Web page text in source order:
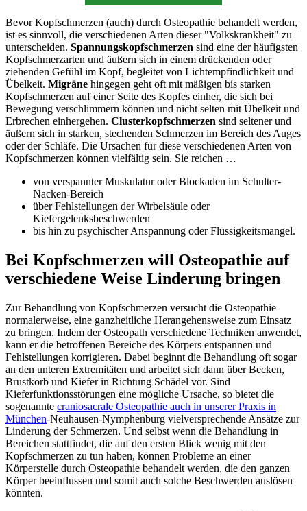
Bevor Kopfschmerzen (auch) durch Osteopathie behandelt werden,
ist es sinnvoll, die verschiedenen Arten dieser "Volkskrankheit" zu
unterscheiden. Spannungskopfschmerzen sind eine der häufigsten
Kopfschmerzarten und äußern sich in einem drückenden oder
ziehenden Gefühl im Kopf, begleitet von Lichtempfindlichkeit und
Übelkeit. Migräne hingegen geht oft mit mäßigen bis starken
Kopfschmerzen auf einer Seite des Kopfes einher, die sich bei
Bewegung verschlimmern können und nicht selten mit Übelkeit und
Erbrechen einhergehen. Clusterkopfschmerzen sind seltener und
äußern sich in starken, stechenden Schmerzen im Bereich des Auges
oder der Schläfe. Die Ursachen für diese verschiedenen Arten von
Kopfschmerzen können vielfältig sein. Sie reichen …
von verspannter Muskulatur oder Blockaden im Schulter-
Nacken-Bereich
über Fehlstellungen der Wirbelsäule oder
Kiefergelenksbeschwerden
bis hin zu psychischer Anspannung oder Flüssigkeitsmangel.
Bei Kopfschmerzen will Osteopathie auf
verschiedene Weise Linderung bringen
Zur Behandlung von Kopfschmerzen versucht die Osteopathie
normalerweise, eine ganzheitliche Herangehensweise zum Einsatz
zu bringen. Indem der Osteopath verschiedene Techniken anwendet,
kann er die betroffenen Bereiche des Körpers entspannen und
Fehlstellungen korrigieren. Dabei beginnt die Behandlung oft sogar
an den unteren Extremitäten und arbeitet sich dann über Becken,
Brustkorb und Kiefer in Richtung Schädel vor. Sind
Kieferfunktionsstörungen eine mögliche Ursache, so bietet die
sogenannte craniosacrale Osteopathie auch in unserer Praxis in
München-Neuhausen-Nymphenburg vielversprechende Ansätze zur
Linderung der Schmerzen. Und selbst wenn die Behandlung in
Bereichen stattfindet, die auf den ersten Blick wenig mit den
Kopfschmerzen zu tun haben, können Probleme an einer
Körperstelle durch Osteopathie behandelt werden, die den ganzen
Körper beeinflussen und somit auch solche Beschwerden auslösen
könnten.